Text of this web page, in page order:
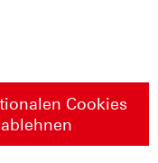
Cookies
ablehnen